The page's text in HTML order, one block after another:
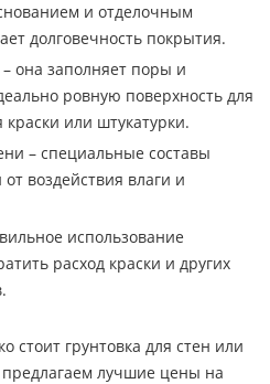
и отделочным
долговечность покрытия.
она заполняет поры и
ровную поверхность для
или штукатурки.
– специальные составы
воздействия влаги и
использование
расход краски и других
стоит грунтовка для стен или
лучшие цены на